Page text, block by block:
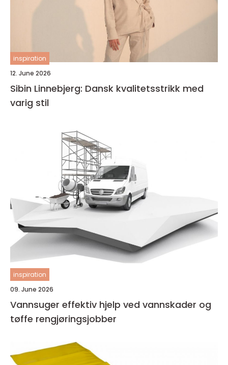
inspiration
12. June 2026
Sibin Linnebjerg: Dansk kvalitetsstrikk med
varig stil
inspiration
09. June 2026
Vannsuger effektiv hjelp ved vannskader og
tøffe rengjøringsjobber